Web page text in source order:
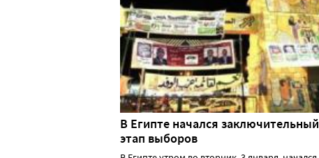
В Египте начался заключительный
этап выборов